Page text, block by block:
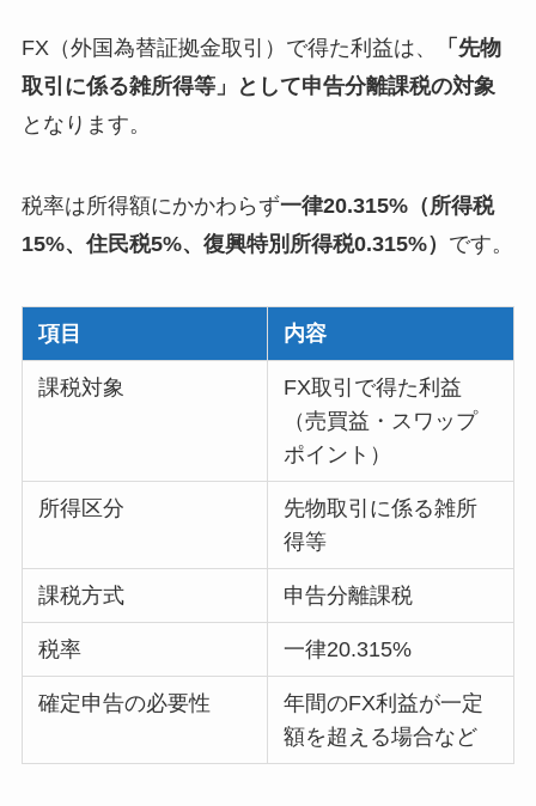
FX（外国為替証拠金取引）で得た利益は、
「先物
取引に係る雑所得等」として申告分離課税の対象
となります。
税率は所得額にかかわらず一律20.315%（所得税
15%、住民税5%、復興特別所得税0.315%） です。
項目 内容
課税対象
FX取引で得た利益
（売買益・スワップ
ポイント）
所得区分
先物取引に係る雑所
得等
課税方式 申告分離課税
税率 一律20.315%
確定申告の必要性
年間のFX利益が一定
額を超える場合など